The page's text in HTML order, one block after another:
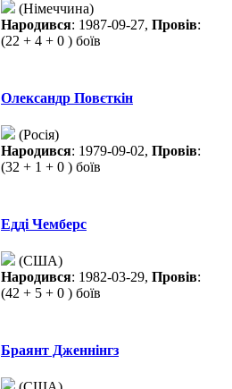
(Німеччина)
Народився: 1987-09-27, Провів:
(22 + 4 + 0 ) боїв
Олександр Повєткін
(Росія)
Народився: 1979-09-02, Провів:
(32 + 1 + 0 ) боїв
Едді Чемберс
(США)
Народився: 1982-03-29, Провів:
(42 + 5 + 0 ) боїв
Браянт Дженнінгз